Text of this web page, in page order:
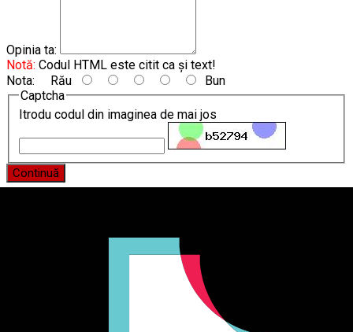
Opinia ta:
Notă: Codul HTML este citit ca şi text!
Nota: Rău
Bun
Captcha
Itrodu codul din imaginea de mai jos
Continuă